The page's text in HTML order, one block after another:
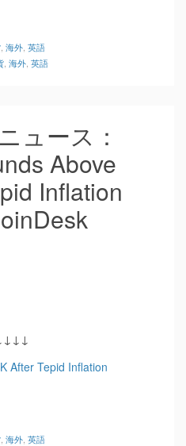
海外 英語
海外 英語
ュース：
Above
Inflation
After Tepid Inflation
海外 英語